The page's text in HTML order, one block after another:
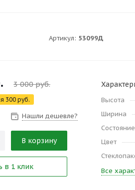
Артикул: 53099Д
3 000руб.
300 руб.
Нашли дешевле?
В корзину
в 1 клик
Высота
Ширина
Состояние
Цвет
Все